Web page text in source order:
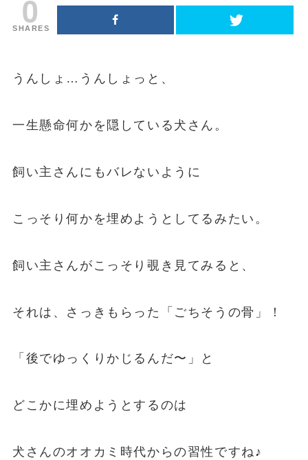
0
SHARES
うんしょ…うんしょっと、
一生懸命何かを隠している犬さん。
飼い主さんにもバレないように
こっそり何かを埋めようとしてるみたい。
飼い主さんがこっそり覗き見てみると、
それは、さっきもらった「ごちそうの骨」！
「後でゆっくりかじるんだ〜」と
どこかに埋めようとするのは
犬さんのオオカミ時代からの習性ですね♪